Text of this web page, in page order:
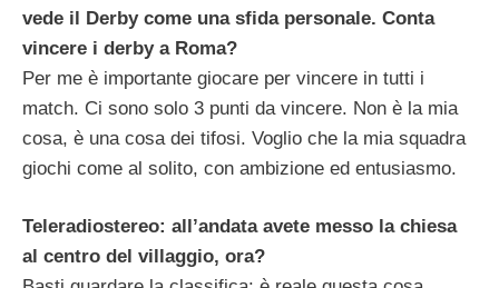
vede il Derby come una sfida personale. Conta
vincere i derby a Roma?
Per me è importante giocare per vincere in tutti i
match. Ci sono solo 3 punti da vincere. Non è la mia
cosa, è una cosa dei tifosi. Voglio che la mia squadra
giochi come al solito, con ambizione ed entusiasmo.
Teleradiostereo: all’andata avete messo la chiesa
al centro del villaggio, ora?